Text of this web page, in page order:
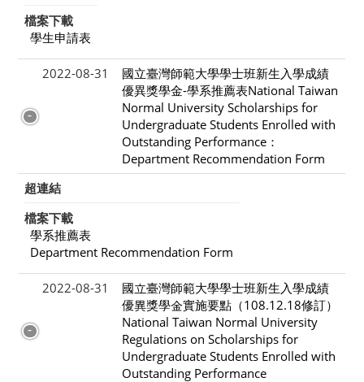
檔案下載
學生申請表
2022-08-31
國立臺灣師範大學學士班新生入學成績
優異獎學金-學系推薦表National Taiwan
Normal University Scholarships for
Undergraduate Students Enrolled with
Outstanding Performance：
Department Recommendation Form
超連結
檔案下載
學系推薦表
Department Recommendation Form
2022-08-31
國立臺灣師範大學學士班新生入學成績
優異獎學金實施要點（108.12.18修訂）
National Taiwan Normal University
Regulations on Scholarships for
Undergraduate Students Enrolled with
Outstanding Performance